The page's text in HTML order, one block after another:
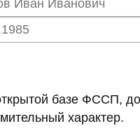
базе ФССП,
характер.